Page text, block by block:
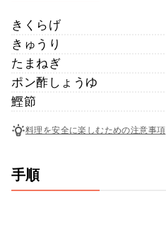
きくらげ
きゅうり
たまねぎ
ポン酢しょうゆ
鰹節
料理を安全に楽しむための注意事項
手順